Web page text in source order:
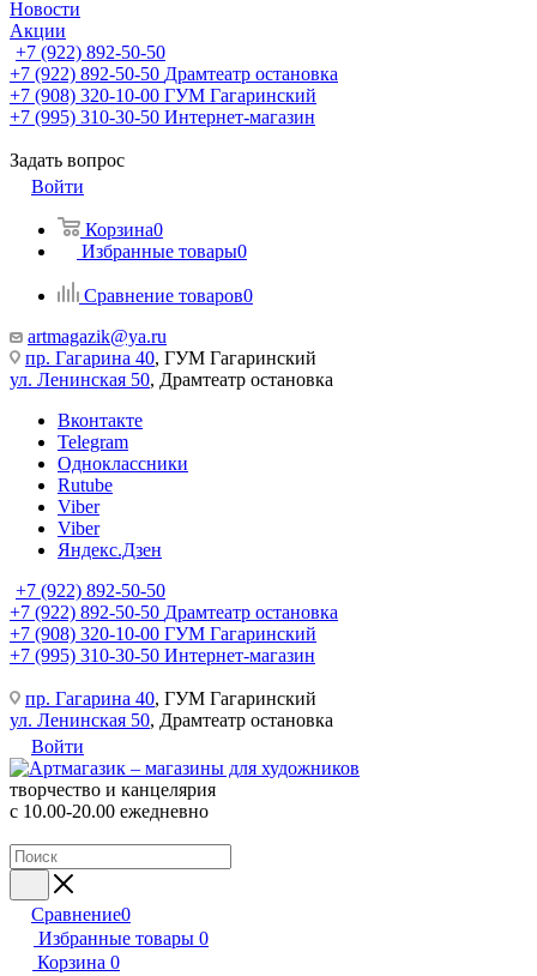
Новости
Акции
+7 (922) 892-50-50
+7 (922) 892-50-50 Драмтеатр остановка
+7 (908) 320-10-00 ГУМ Гагаринский
+7 (995) 310-30-50 Интернет-магазин
Задать вопрос
Войти
Корзина0
Избранные товары0
Сравнение товаров0
artmagazik@ya.ru
пр. Гагарина 40, ГУМ Гагаринский
ул. Ленинская 50, Драмтеатр остановка
Вконтакте
Telegram
Одноклассники
Rutube
Viber
Viber
Яндекс.Дзен
+7 (922) 892-50-50
+7 (922) 892-50-50 Драмтеатр остановка
+7 (908) 320-10-00 ГУМ Гагаринский
+7 (995) 310-30-50 Интернет-магазин
пр. Гагарина 40, ГУМ Гагаринский
ул. Ленинская 50, Драмтеатр остановка
Войти
творчество и канцелярия
с 10.00-20.00 ежедневно
Сравнение0
Избранные товары 0
Корзина 0